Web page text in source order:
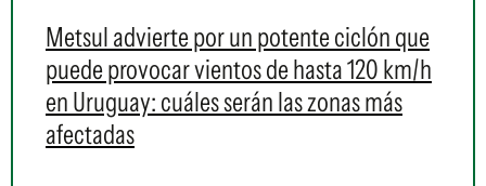
Metsul advierte por un potente ciclón que
puede provocar vientos de hasta 120 km/h
en Uruguay: cuáles serán las zonas más
afectadas